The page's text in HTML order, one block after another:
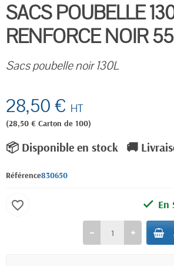
SACS POUBELLE
RENFORCE NOIR
Sacs poubelle noir 130L
28,50 € HT
(28,50 € Carton de 100)
📦 Disponible en stock 🚚
Référence830650
En
favorite_border